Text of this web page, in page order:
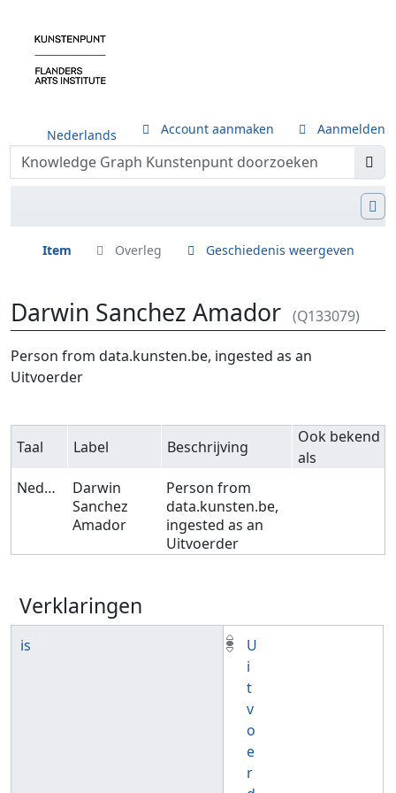
Nederlands Account aanmaken Aanmelden
Item Overleg Geschiedenis weergeven
Darwin Sanchez Amador (Q133079)
Ga naar:navigatie,zoeken
Person from data.kunsten.be, ingested as an
Uitvoerder
Taal Label Beschrijving
Ook bekend
als
Nederlands
Darwin
Sanchez
Amador
Person from
data.kunsten.be,
ingested as an
Uitvoerder
Verklaringen
is
U
i
t
v
o
e
r